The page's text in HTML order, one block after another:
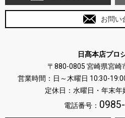
お問い
日髙本店プロ
〒880-0805 宮崎県宮崎
営業時間：日～木曜日 10:30-
定休日：水曜日・年末年
電話番号：